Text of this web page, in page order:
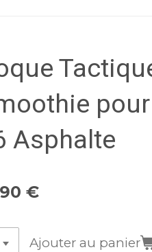
Asphalte
€
Ajouter au panier